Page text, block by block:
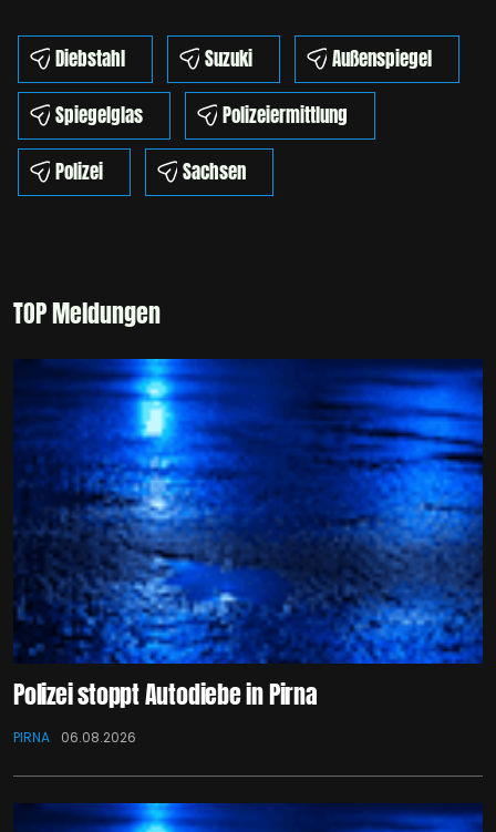
Diebstahl Suzuki
Außenspiegel
Spiegelglas
Polizeiermittlung
Polizei
Sachsen
TOP Meldungen
Polizei stoppt Autodiebe in Pirna
PIRNA 06.08.2026